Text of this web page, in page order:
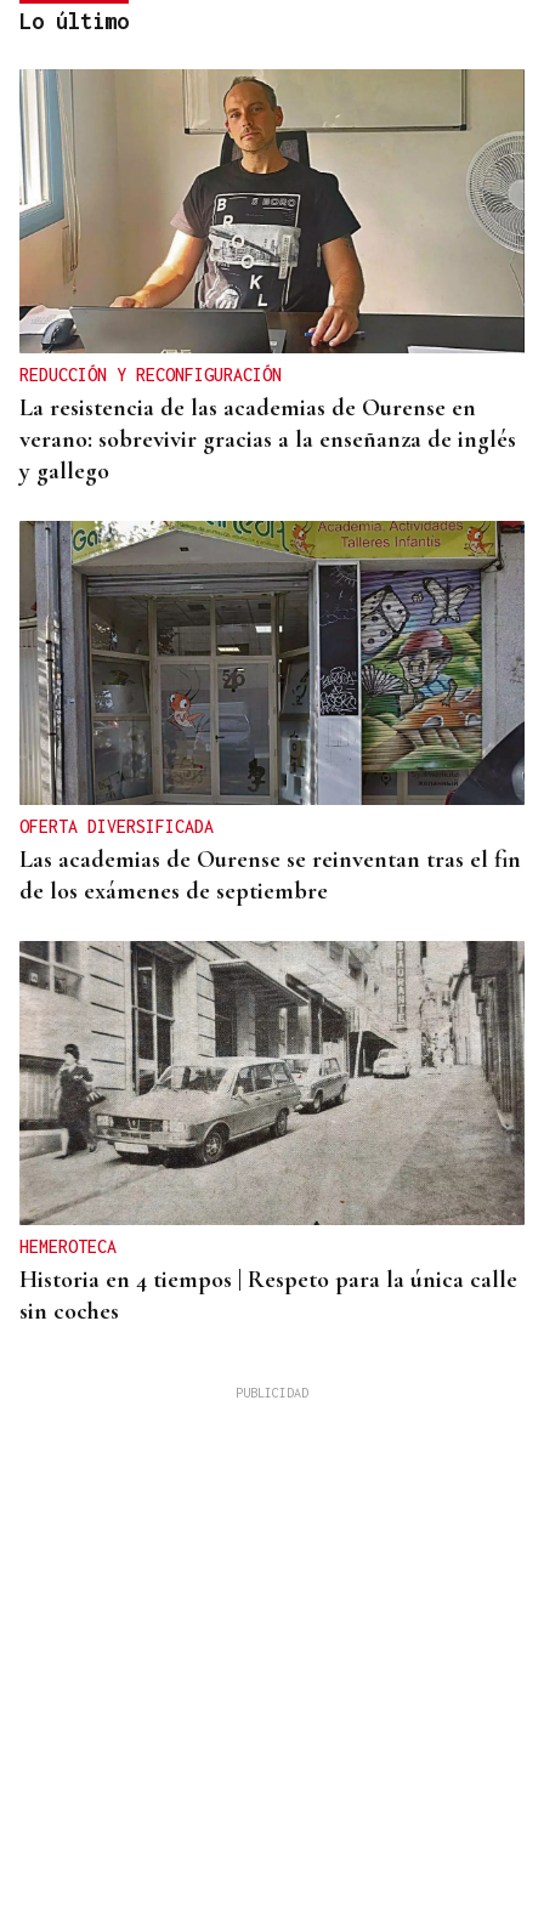
TRASLADADO EN HELICÓPTERO
Herido grave tras caer desde cuatro metros al
podar un árbol en Rairiz de Veiga
Lo último
REDUCCIÓN Y RECONFIGURACIÓN
La resistencia de las academias de Ourense en
verano: sobrevivir gracias a la enseñanza de inglés
y gallego
OFERTA DIVERSIFICADA
Las academias de Ourense se reinventan tras el fin
de los exámenes de septiembre
HEMEROTECA
Historia en 4 tiempos | Respeto para la única calle
sin coches